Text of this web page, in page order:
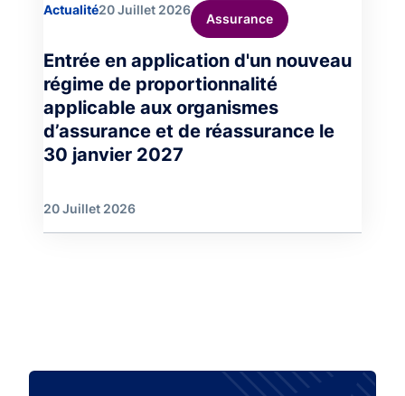
Actualité20 Juillet 2026
Assurance
Entrée en application d'un nouveau
régime de proportionnalité
applicable aux organismes
d’assurance et de réassurance le
30 janvier 2027
20 Juillet 2026